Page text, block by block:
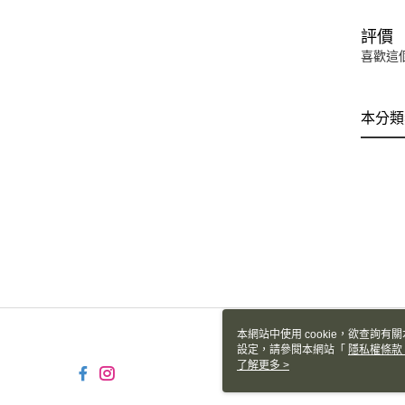
評價
喜歡這
本分
本網站中使用 cookie，欲查詢有
設定，請參閱本網站「 隱私權條款
使用 cookie。
了解更多 >